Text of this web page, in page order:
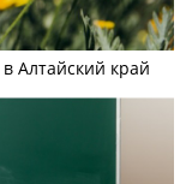
Алтайский край